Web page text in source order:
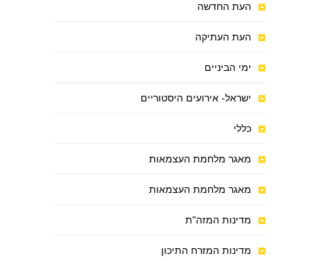
העת החדשה
העת העתיקה
ימי הביניים
ישראל- אירועים היסטוריים
כללי
מאגר מלחמת העצמאות
מאגר מלחמת העצמאות
מדינות המזה"ת
מדינות המזרח התיכון